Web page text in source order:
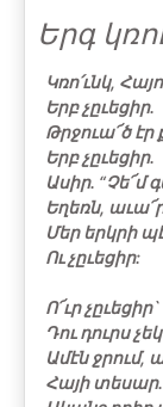
Երգ
Կռո՛ւնկ,
Երբ չըւեցիր.
Թրջուա՜ծ էր
Երբ չըւեցիր.
Ասիր. “Չե՜մ
Եղեռն,
Մեր երկրի
Ու չըւեցիր:
Ո՜ւր
Դու դուրս
Ամէն ջրում,
Հայի տեսար.